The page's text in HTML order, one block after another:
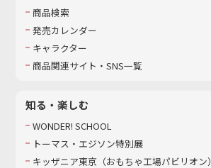
商品検索
発売カレンダー
キャラクター
商品関連サイト・SNS一覧
知る・楽しむ
WONDER! SCHOOL
トーマス・エジソン特別展
キッザニア東京（おもちゃ工場パビリオン）​